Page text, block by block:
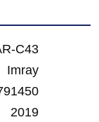
C43
Imray
2019